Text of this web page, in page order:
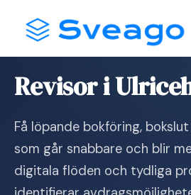
content
Revisor i
Få löpande bokföring,
som går snabbare och blir
digitala flöden och tydliga